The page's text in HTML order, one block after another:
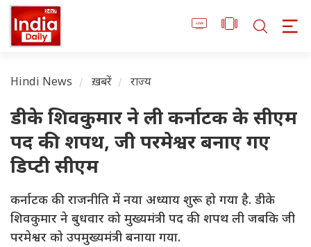
Hindi News ख़बरें राज्य
डीके शिवकुमार ने ली कर्नाटक के सीएम
पद की शपथ, जी परमेश्वर बनाए गए
डिप्टी सीएम
कर्नाटक की राजनीति में नया अध्याय शुरू हो गया है. डीके
शिवकुमार ने बुधवार को मुख्यमंत्री पद की शपथ ली जबकि जी
परमेश्वर को उपमुख्यमंत्री बनाया गया.